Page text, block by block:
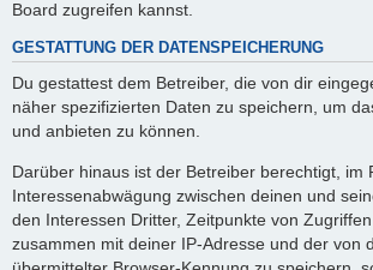
Board zugreifen kannst.
GESTATTUNG DER DATENSPEICHERUNG
Du gestattest dem Betreiber, die von dir
näher spezifizierten Daten zu speichern, um
und anbieten zu können.
Darüber hinaus ist der Betreiber berechtigt, im
Interessenabwägung zwischen deinen und
den Interessen Dritter, Zeitpunkte von
zusammen mit deiner IP-Adresse und der von